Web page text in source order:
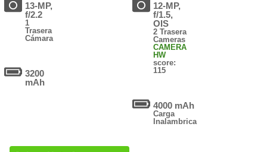
13-MP,
f/2.2
1
Trasera
Cámara
3200
mAh
12-MP,
f/1.5,
OIS
2 Trasera
Cameras
CAMERA
HW
score:
115
4000 mAh
Carga
Inalambrica